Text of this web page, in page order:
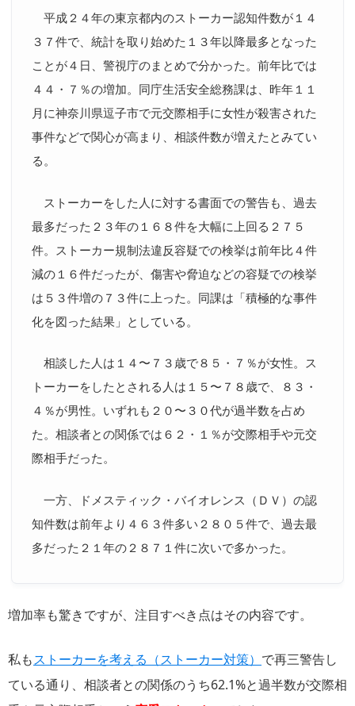
平成２４年の東京都内のストーカー認知件数が１４
３７件で、統計を取り始めた１３年以降最多となった
ことが４日、警視庁のまとめで分かった。前年比では
４４・７％の増加。同庁生活安全総務課は、昨年１１
月に神奈川県逗子市で元交際相手に女性が殺害された
事件などで関心が高まり、相談件数が増えたとみてい
る。
ストーカーをした人に対する書面での警告も、過去
最多だった２３年の１６８件を大幅に上回る２７５
件。ストーカー規制法違反容疑での検挙は前年比４件
減の１６件だったが、傷害や脅迫などの容疑での検挙
は５３件増の７３件に上った。同課は「積極的な事件
化を図った結果」としている。
相談した人は１４〜７３歳で８５・７％が女性。ス
トーカーをしたとされる人は１５〜７８歳で、８３・
４％が男性。いずれも２０〜３０代が過半数を占め
た。相談者との関係では６２・１％が交際相手や元交
際相手だった。
一方、ドメスティック・バイオレンス（ＤＶ）の認
知件数は前年より４６３件多い２８０５件で、過去最
多だった２１年の２８７１件に次いで多かった。
増加率も驚きですが、注目すべき点はその内容です。
私もストーカーを考える（ストーカー対策） で再三警告し
ている通り、相談者との関係のうち62.1%と過半数が交際相